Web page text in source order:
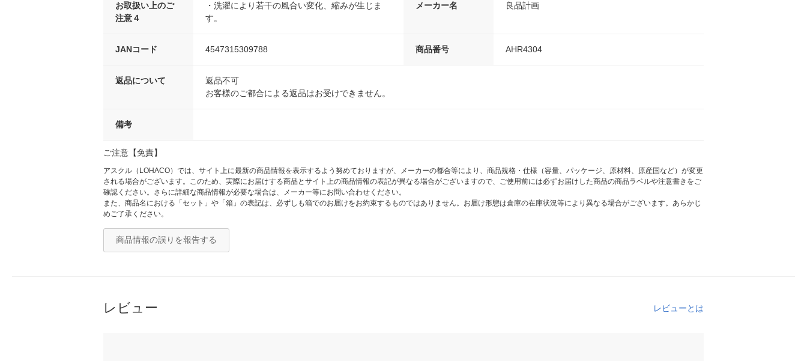
お取扱い上のご
注意４
・洗濯により若干の風合い変化、縮みが生じま
す。
メーカー名 良品計画
JANコード 4547315309788 商品番号 AHR4304
返品について
返品不可
お客様のご都合による返品はお受けできません。
備考
ご注意【免責】
アスクル（LOHACO）では、サイト上に最新の商品情報を表示するよう努めておりますが、メーカーの都合等により、商品規格・仕様（容量、パッケージ、原材料、原産国など）が変更
される場合がございます。このため、実際にお届けする商品とサイト上の商品情報の表記が異なる場合がございますので、ご使用前には必ずお届けした商品の商品ラベルや注意書きをご
確認ください。さらに詳細な商品情報が必要な場合は、メーカー等にお問い合わせください。
また、商品名における「セット」や「箱」の表記は、必ずしも箱でのお届けをお約束するものではありません。お届け形態は倉庫の在庫状況等により異なる場合がございます。あらかじ
めご了承ください。
商品情報の誤りを報告する
レビュー レビューとは